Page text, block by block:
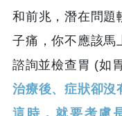
和前兆，潛在問題
子痛，你不應該馬
諮詢並檢查胃 (如
治療後、症狀卻沒
這時，就要考慮